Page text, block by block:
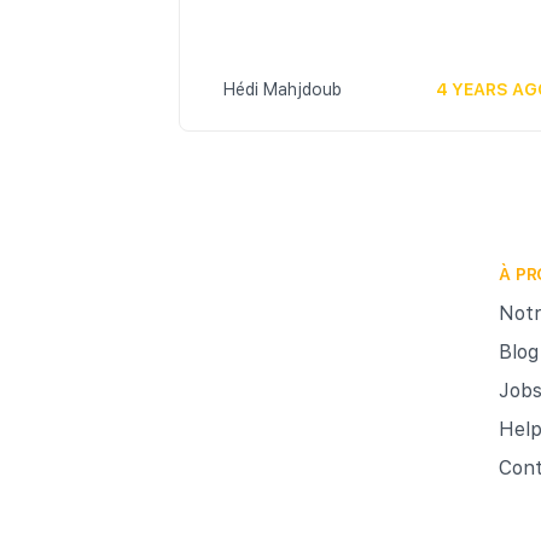
Hédi Mahjdoub 4 YEARS
À
Blog
Help